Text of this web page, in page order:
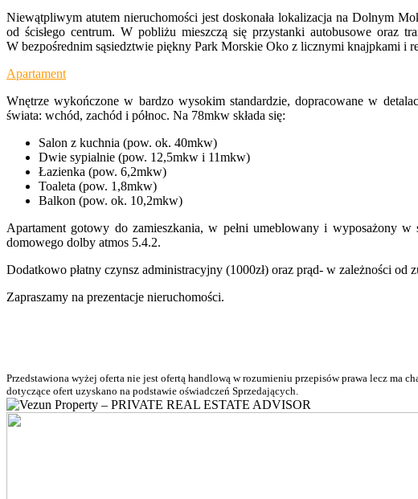
Niewątpliwym atutem nieruchomości jest doskonała lokalizacja na Dolnym
od ścisłego centrum. W pobliżu mieszczą się przystanki autobusowe oraz
W bezpośrednim sąsiedztwie piękny Park Morskie Oko z licznymi knajpkami i
Apartament
Wnętrze wykończone w bardzo wysokim standardzie, dopracowane w
świata: wchód, zachód i północ. Na 78mkw składa się:
Salon z kuchnia (pow. ok. 40mkw)
Dwie sypialnie (pow. 12,5mkw i 11mkw)
Łazienka (pow. 6,2mkw)
Toaleta (pow. 1,8mkw)
Balkon (pow. ok. 10,2mkw)
Apartament gotowy do zamieszkania, w pełni umeblowany i wyposażony
domowego dolby atmos 5.4.2.
Dodatkowo płatny czynsz administracyjny (1000zł) oraz prąd- w zależności
Zapraszamy na prezentacje nieruchomości.
Przedstawiona wyżej oferta nie jest ofertą handlową w rozumieniu przepisów prawa lecz ma
dotyczące ofert uzyskano na podstawie oświadczeń Sprzedających.